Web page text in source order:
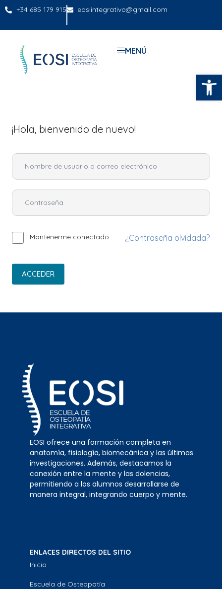
+34 685 179 915 eosiintegrativo@gmail.com
MENÚ
¡Hola, bienvenido de nuevo!
Mantenerme conectado ¿Contraseña olvidada?
ACCEDER
EOSI ofrece una formación completa en
anatomía, fisiología, biomecánica y las últimas
investigaciones. Además, destacamos la
conexión entre la mente y las dolencias,
permitiendo a los alumnos desarrollarse de
manera integral, integrando cuerpo y mente.
ENLACES DIRECTOS DEL SITIO
Inicio
Escuela de Osteopatía